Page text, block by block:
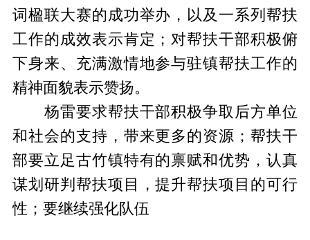
词楹联大赛的成功举办，以及一系列帮扶
工作的成效表示肯定；对帮扶干部积极俯
下身来、充满激情地参与驻镇帮扶工作的
精神面貌表示赞扬。
杨雷要求帮扶干部积极争取后方单位
和社会的支持，带来更多的资源；帮扶干
部要立足古竹镇特有的禀赋和优势，认真
谋划研判帮扶项目，提升帮扶项目的可行
性；要继续强化队伍